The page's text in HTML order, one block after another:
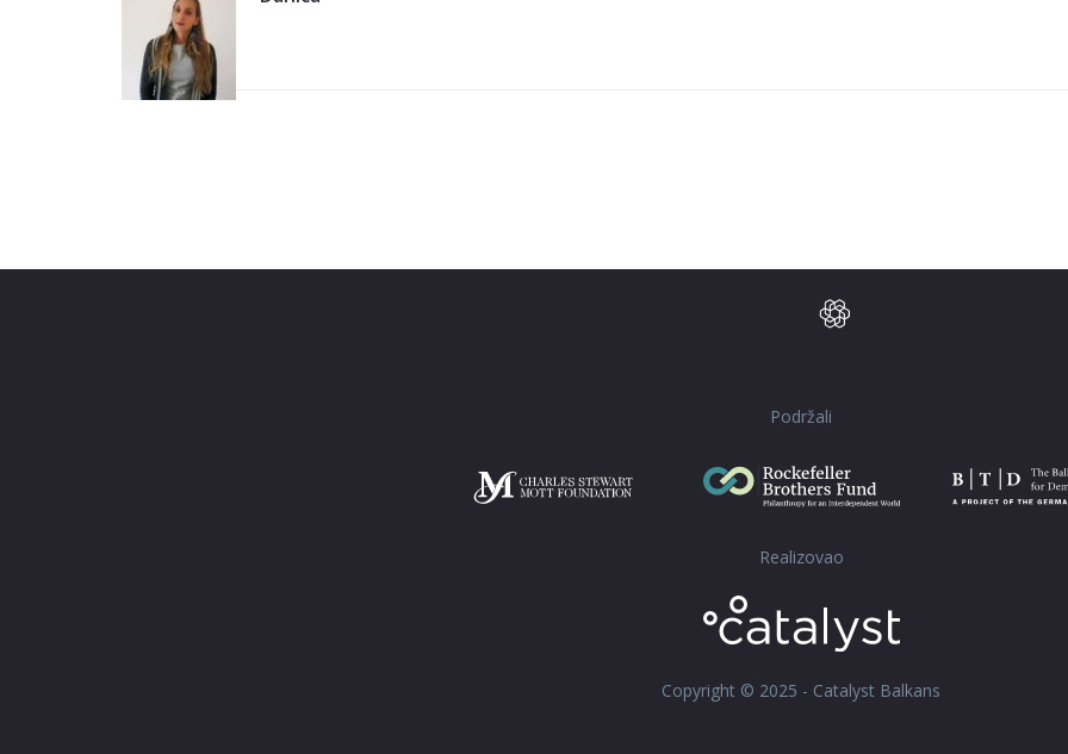
Podržali
Realizovao
Copyright © 2025 - Catalyst Balkans